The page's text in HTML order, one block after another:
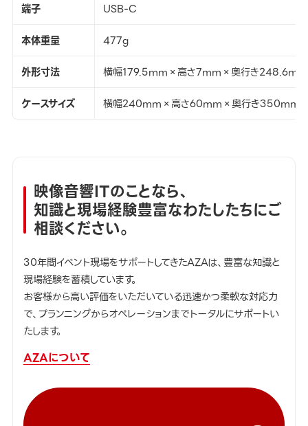
端子
USB-C
本体重量
477g
外形寸法
横幅179.5mm×高さ7mm×奥行き248.6mm
ケースサイズ
横幅240mm×高さ60mm×奥行き350mm
映像音響ITのことなら、
知識と現場経験豊富なわたしたちにご
相談ください。
30年間イベント現場をサポートしてきたAZAは、豊富な知識と
現場経験を蓄積しています。
お客様から高い評価をいただいている迅速かつ柔軟な対応力
で、プランニングからオペレーションまでトータルにサポートい
たします。
AZAについて